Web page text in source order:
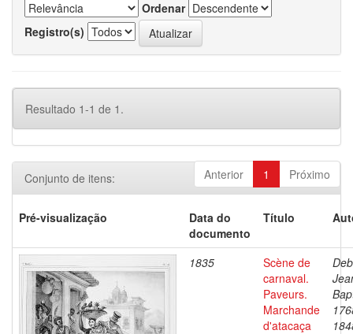
Ordenar
Registro(s)
Resultado 1-1 de 1.
Anterior 1 Próximo
Conjunto de itens:
Pré-visualização
Data do
documento
Título
1835
Scène de
carnaval.
Paveurs.
Marchande
d'atacaça